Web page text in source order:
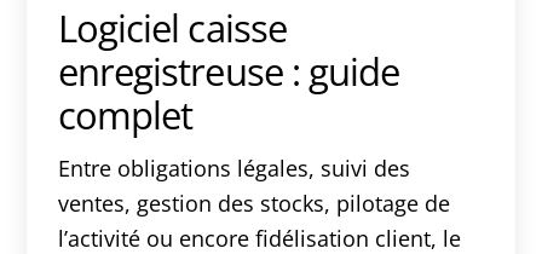
Logiciel caisse
enregistreuse : guide
complet
Entre obligations légales, suivi des
ventes, gestion des stocks, pilotage de
l’activité ou encore fidélisation client, le